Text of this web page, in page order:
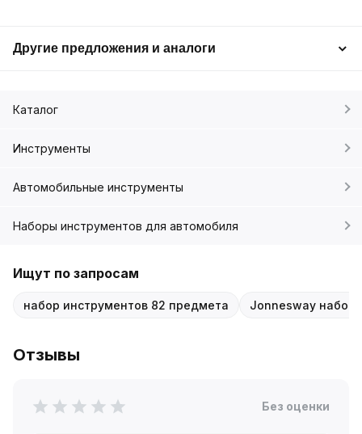
Другие предложения и аналоги
Каталог
Инструменты
Автомобильные инструменты
Наборы инструментов для автомобиля
Ищут по запросам
набор инструментов 82 предмета Jonnesway набор
Отзывы
Без оценки